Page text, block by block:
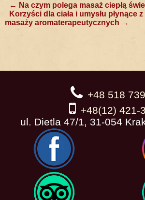
Post
navigation
← Na czym polega masaż ciepłą
Korzyści dla ciała i umysłu płynące
masaży aromaterapeutycznych →
+48 518
+48(12) 421-
ul. Dietla 47/1, 31-054